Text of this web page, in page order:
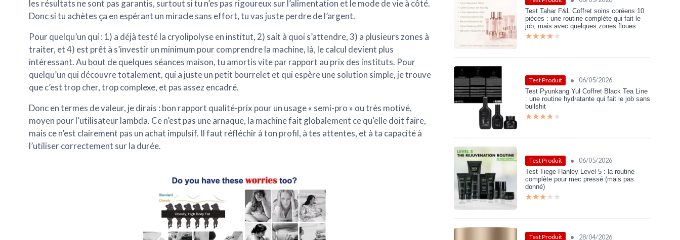
les résultats ne sont pas garantis, surtout si tu n’es pas rigoureux sur l’alimentation et le mode de vie à côté.
Donc si tu achètes ça en espérant un miracle sans effort, tu vas juste perdre de l’argent.
Pour quelqu’un qui : 1) a déjà testé la cryolipolyse en institut, 2) sait à quoi s’attendre, 3) a plusieurs zones à
traiter, et 4) est prêt à s’investir un minimum pour comprendre la machine, là, le calcul devient plus
intéressant. Au bout de quelques séances maison, tu amortis vite par rapport au prix des instituts. Pour
quelqu’un qui découvre totalement, qui a juste un petit bourrelet et qui espère une solution simple, je trouve
que c’est trop cher, trop complexe, et pas assez encadré.
Donc en termes de valeur, je dirais : bon rapport qualité-prix pour un usage « semi-pro » ou très motivé,
moyen pour l’utilisateur lambda. Ce n’est pas une arnaque, la machine fait globalement ce qu’elle doit faire,
mais ce n’est clairement pas un achat impulsif. Il faut réfléchir à ton profil, à tes attentes, et à ta capacité à
l’utiliser correctement sur la durée.
Test Tahar F&L Coffret soins coréens 10
pièces : une routine complète qui fait le
job, mais avec quelques zones floues
★★★★★
★★★★★
Test Produit • 06/05/2026
Test Pyunkang Yul Coffret Black Tea Line
: une routine hydratante qui fait le job sans
bullshit
★★★★★
★★★★★
Test Produit • 06/05/2026
Test Tiege Hanley Level 5 : la routine
complète pour mec pressé (mais pas
donné)
★★★★★
★★★★★
Test Produit • 28/04/2026